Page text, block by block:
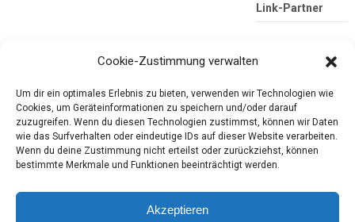
Link-Partner
Tester-Paradies
Produkttests und Alltag
Cookie-Zustimmung verwalten
Um dir ein optimales Erlebnis zu bieten, verwenden wir Technologien wie
Cookies, um Geräteinformationen zu speichern und/oder darauf
zuzugreifen. Wenn du diesen Technologien zustimmst, können wir Daten
wie das Surfverhalten oder eindeutige IDs auf dieser Website verarbeiten.
Wenn du deine Zustimmung nicht erteilst oder zurückziehst, können
bestimmte Merkmale und Funktionen beeinträchtigt werden.
Akzeptieren
Die mobile Version verlassen